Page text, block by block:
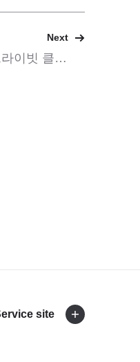
Next
NHN클라우드, 복권수탁사업자 선정… 복권 시스템에 프라이빗 클라우드 적용
site